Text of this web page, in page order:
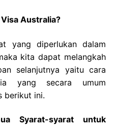
Australia?
yang diperlukan dalam
kita dapat melangkah
selanjutnya yaitu cara
yang secara umum
berikut ini.
Syarat-syarat untuk